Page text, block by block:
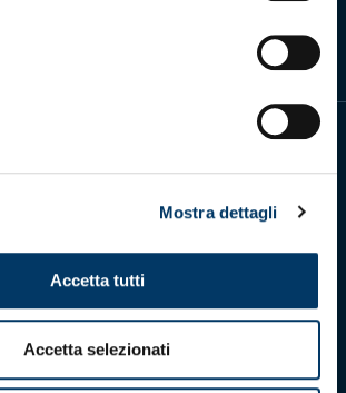
Mostra dettagli
Accetta tutti
Accetta selezionati
Club S.p.A.
Pegli
del Tribunale di Genova n. 3054 in data 7